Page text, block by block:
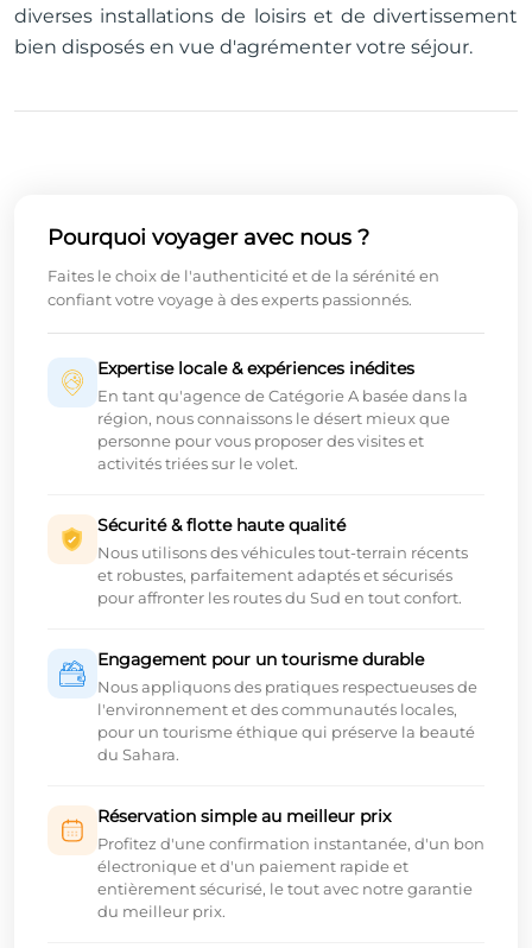
diverses installations de loisirs et de divertissement
bien disposés en vue d'agrémenter votre séjour.
Pourquoi voyager avec nous ?
Faites le choix de l'authenticité et de la sérénité en
confiant votre voyage à des experts passionnés.
Expertise locale & expériences inédites
En tant qu'agence de Catégorie A basée dans la
région, nous connaissons le désert mieux que
personne pour vous proposer des visites et
activités triées sur le volet.
Sécurité & flotte haute qualité
Nous utilisons des véhicules tout-terrain récents
et robustes, parfaitement adaptés et sécurisés
pour affronter les routes du Sud en tout confort.
Engagement pour un tourisme durable
Nous appliquons des pratiques respectueuses de
l'environnement et des communautés locales,
pour un tourisme éthique qui préserve la beauté
du Sahara.
Réservation simple au meilleur prix
Profitez d'une confirmation instantanée, d'un bon
électronique et d'un paiement rapide et
entièrement sécurisé, le tout avec notre garantie
du meilleur prix.